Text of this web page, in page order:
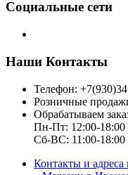
Социальные сети
Наши Контакты
Телефон:
Розничные
Обрабатываем
Пн-Пт: 12:00-18:00
Сб-ВС: 11:00-18:00
Контакты и адреса